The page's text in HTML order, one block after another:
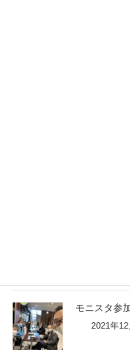
モニスタ参
2021年12